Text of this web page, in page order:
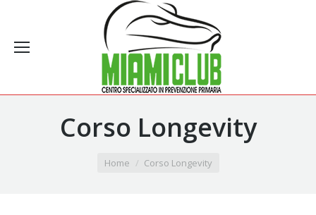
Corso Longevity
Home Corso Longevity